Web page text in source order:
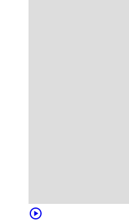
play_circle